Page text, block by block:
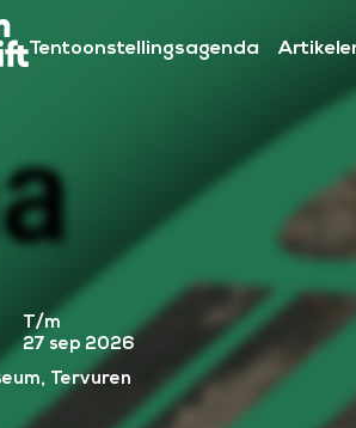
Tentoonstellingsagenda
T/m
27 sep 2026
Tervuren